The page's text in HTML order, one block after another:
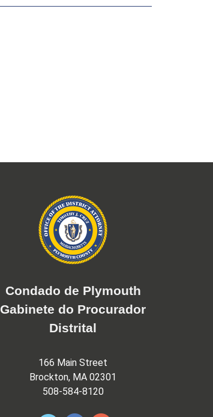
Condado de Plymouth
Gabinete do Procurador
Distrital
166 Main Street
Brockton, MA 02301
508-584-8120